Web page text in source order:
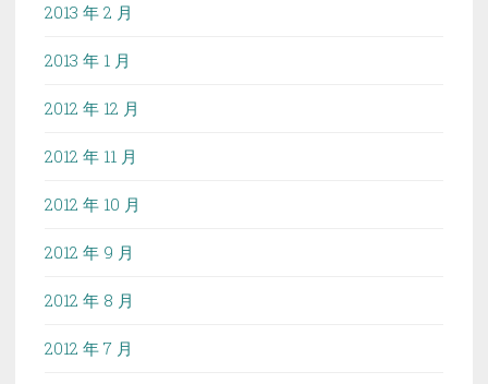
2013 年 2 月
2013 年 1 月
2012 年 12 月
2012 年 11 月
2012 年 10 月
2012 年 9 月
2012 年 8 月
2012 年 7 月